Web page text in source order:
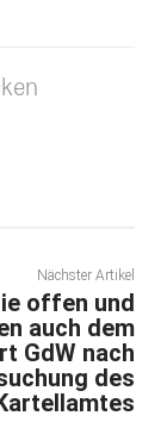
Nächster Artikel
offen und
auch dem
GdW nach
des